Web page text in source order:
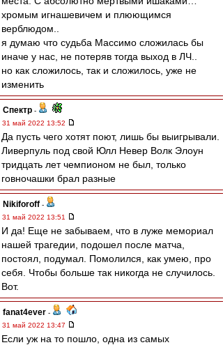
хромым игнашевичем и плюющимся
верблюдом..
я думаю что судьба Массимо сложилась бы
иначе у нас, не потеряв тогда выход в ЛЧ..
но как сложилось, так и сложилось, уже не
изменить
Спектр -
31 май 2022 13:52
Да пусть чего хотят поют, лишь бы выигрывали.
Ливерпуль под свой Юлл Невер Волк Элоун
тридцать лет чемпионом не был, только
говночашки брал разные
Nikiforoff -
31 май 2022 13:51
И да! Еще не забываем, что в луже мемориал
нашей трагедии, подошел после матча,
постоял, подумал. Помолился, как умею, про
себя. Чтобы больше так никогда не случилось.
Вот.
fanat4ever -
31 май 2022 13:47
Если уж на то пошло, одна из самых